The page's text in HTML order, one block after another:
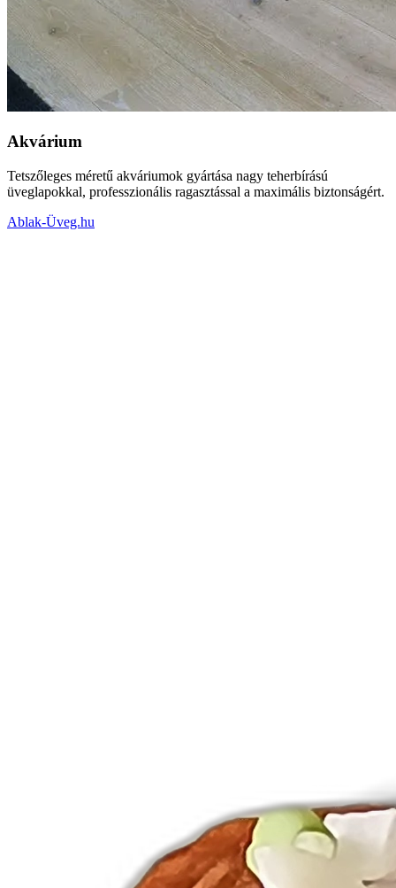
Akvárium
Tetszőleges méretű akváriumok gyártása nagy teherbírású
üveglapokkal, professzionális ragasztással a maximális biztonságért.
Ablak-Üveg.hu